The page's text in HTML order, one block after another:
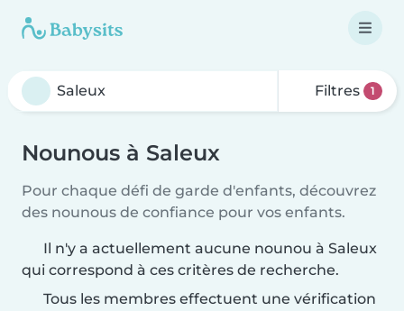
Filtres 1
Nounous à Saleux
Pour chaque défi de garde d'enfants, découvrez
des nounous de confiance pour vos enfants.
Il n'y a actuellement aucune nounou à Saleux
qui correspond à ces critères de recherche.
Tous les membres effectuent une vérification